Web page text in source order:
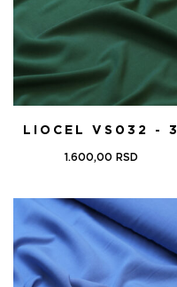
LIOCEL VS032 - 3
1.600,00 RSD